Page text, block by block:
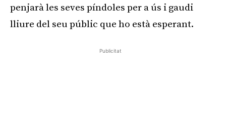
penjarà les seves píndoles per a ús i gaudi
lliure del seu públic que ho està esperant.
Publicitat